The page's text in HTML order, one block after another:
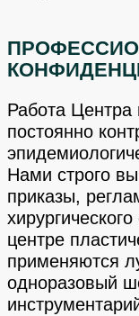
Работа Центра
постоянно
Нами строго
приказы,
центре
применяются
одноразовый